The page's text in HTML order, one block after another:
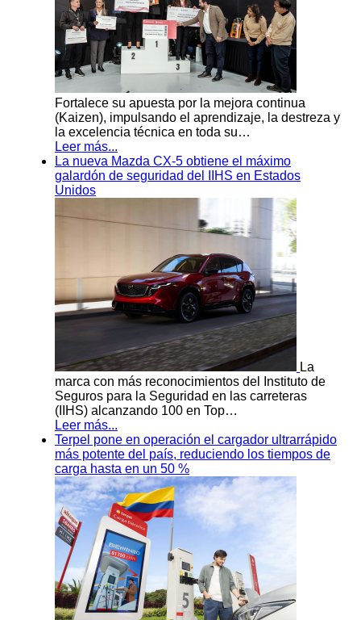
Fortalece su apuesta por la mejora continua
(Kaizen), impulsando el aprendizaje, la destreza y
la excelencia técnica en toda su…
Leer más...
La nueva Mazda CX-5 obtiene el máximo
galardón de seguridad del IIHS en Estados
Unidos
La
marca con más reconocimientos del Instituto de
Seguros para la Seguridad en las carreteras
(IIHS) alcanzando 100 en Top…
Leer más...
Terpel pone en operación el cargador ultrarrápido
más potente del país, reduciendo los tiempos de
carga hasta en un 50 %